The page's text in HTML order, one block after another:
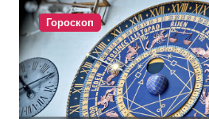
Гороскоп